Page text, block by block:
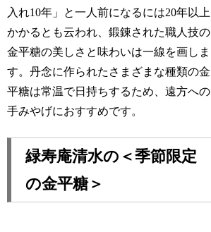
入れ10年」と一人前になるには20年以上
かかるとも云われ、鍛錬された職人技の
金平糖の美しさと味わいは一線を画しま
す。丹念に作られたさまざまな種類の金
平糖は常温で日持ちするため、遠方への
手みやげにおすすめです。
緑寿庵清水の＜季節限定
の金平糖＞